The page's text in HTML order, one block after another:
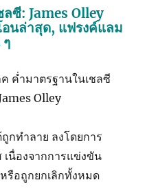
ซี: James Olley
นล่าสุด, แฟรงค์แลม
ค่ำมาตรฐานในเชลซี
Olley
กทำลาย ลงโดยการ
เนื่องจากการแข่งขัน
รือถูกยกเลิกทั้งหมด